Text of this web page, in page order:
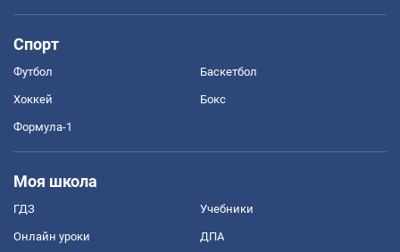
Спорт
Футбол Баскетбол
Хоккей Бокс
Формула-1
Моя школа
ГДЗ Учебники
Онлайн уроки ДПА